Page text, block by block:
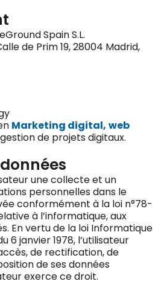
Spain S.L.
de Prim 19, 28004 Madrid,
Marketing digital, web
de projets digitaux.
une collecte et un
personnelles dans le
conformément à la loi n°78-
à l’informatique, aux
En vertu de la loi Informatique
6 janvier 1978, l’utilisateur
de rectification, de
de ses données
exerce ce droit.